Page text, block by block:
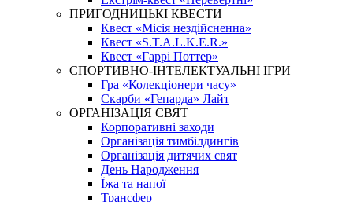
ПРИГОДНИЦЬКІ КВЕСТИ
Квест «Місія нездійсненна»
Квест «S.T.A.L.K.E.R.»
Квест «Гаррі Поттер»
СПОРТИВНО-ІНТЕЛЕКТУАЛЬНІ ІГРИ
Гра «Колекціонери часу»
Скарби «Гепарда» Лайт
ОРГАНІЗАЦІЯ СВЯТ
Корпоративні заходи
Організація тимбілдингів
Організація дитячих свят
День Народження
Їжа та напої
Трансфер